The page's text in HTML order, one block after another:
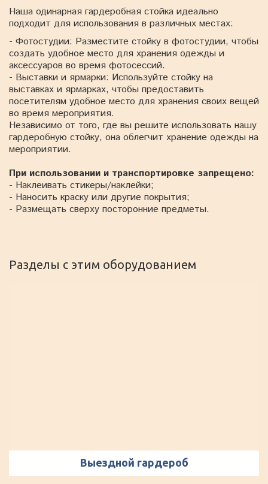
Наша одинарная гардеробная стойка идеально
подходит для использования в различных местах:
- Фотостудии: Разместите стойку в фотостудии, чтобы
создать удобное место для хранения одежды и
аксессуаров во время фотосессий.
- Выставки и ярмарки: Используйте стойку на
выставках и ярмарках, чтобы предоставить
посетителям удобное место для хранения своих вещей
во время мероприятия.
Независимо от того, где вы решите использовать нашу
гардеробную стойку, она облегчит хранение одежды на
мероприятии.
При использовании и транспортировке запрещено:
- Наклеивать стикеры/наклейки;
- Наносить краску или другие покрытия;
- Размещать сверху посторонние предметы.
Разделы с этим оборудованием
Выездной гардероб